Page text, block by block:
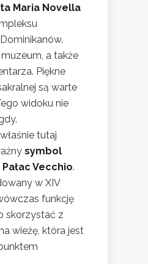
Maria Novella
a także
Piękne
są warte
widoku nie
tutaj
symbol
Vecchio.
w XIV
funkcję
skorzystać z
wieżę, która jest